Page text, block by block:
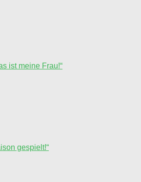
ist meine Frau!“
gespielt!“